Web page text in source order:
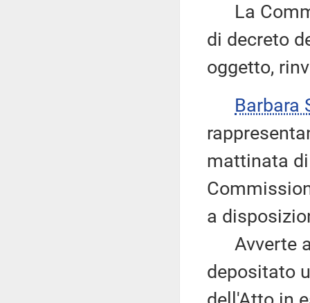
La
di decreto
oggetto,
Barbara
mattinata
a
Avverte
depositato